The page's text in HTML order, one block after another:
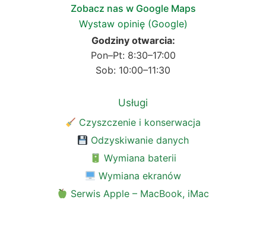
Zobacz nas w Google Maps
Wystaw opinię (Google)
Godziny otwarcia:
Pon–Pt: 8:30–17:00
Sob: 10:00–11:30
Usługi
Czyszczenie i konserwacja
Odzyskiwanie danych
Wymiana baterii
Wymiana ekranów
Serwis Apple – MacBook, iMac